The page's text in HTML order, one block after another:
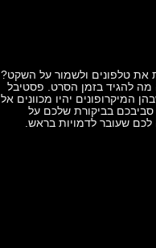
את טלפונים ולשמור על השקט?
מה להגיד בזמן הסרט. פסטיבל
המיקרופונים יהיו מכוונים אל
בביקורת שלכם על
שעובר לדמויות בראש.